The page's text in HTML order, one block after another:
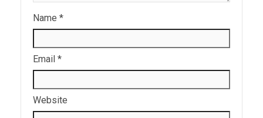
Name *
Email *
Website